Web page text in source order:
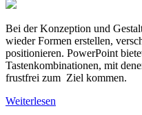
Bei der Konzeption und
wieder Formen erstellen,
positionieren. PowerPoint
Tastenkombinationen, mit
frustfrei zum Ziel kommen.
Weiterlesen